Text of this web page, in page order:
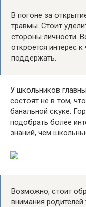
В погоне за
травмы. Стоит
стороны личности.
откроется интерес
поддержать.
У школьников
состоят не в том,
банальной скуке.
подобрать более
знаний, чем
Возможно, стоит
внимания